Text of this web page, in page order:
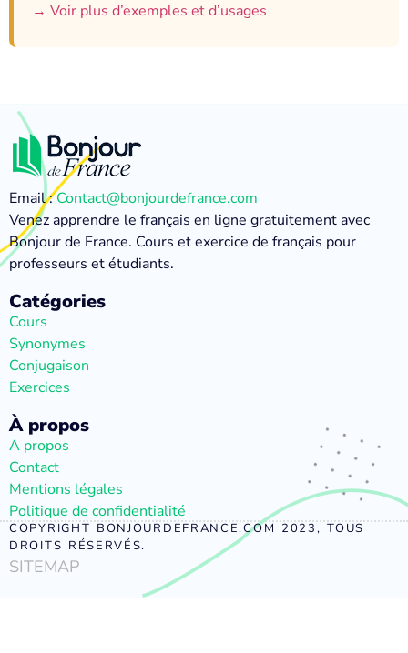
→ Voir plus d’exemples et d’usages
Email :Contact@bonjourdefrance.com
Venez apprendre le français en ligne gratuitement avec
Bonjour de France. Cours et exercice de français pour
professeurs et étudiants.
Catégories
Cours
Synonymes
Conjugaison
Exercices
À propos
A propos
Contact
Mentions légales
Politique de confidentialité
COPYRIGHT BONJOURDEFRANCE.COM 2023, TOUS
DROITS RÉSERVÉS.
SITEMAP